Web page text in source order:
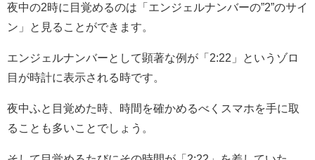
夜中の2時に目覚めるのは「エンジェルナンバーの”2”のサイ
ン」と見ることができます。
エンジェルナンバーとして顕著な例が「2:22」というゾロ
目が時計に表示される時です。
夜中ふと目覚めた時、時間を確かめるべくスマホを手に取
ることも多いことでしょう。